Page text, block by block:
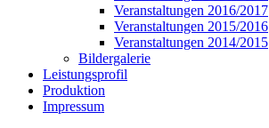
Veranstaltungen 2016/2017
Veranstaltungen 2015/2016
Veranstaltungen 2014/2015
Bildergalerie
Leistungsprofil
Produktion
Impressum